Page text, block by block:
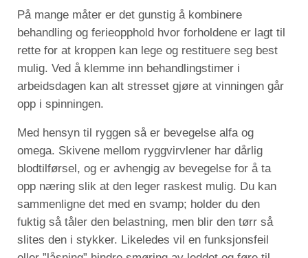
På mange måter er det gunstig å kombinere
behandling og ferieopphold hvor forholdene er lagt til
rette for at kroppen kan lege og restituere seg best
mulig. Ved å klemme inn behandlingstimer i
arbeidsdagen kan alt stresset gjøre at vinningen går
opp i spinningen.
Med hensyn til ryggen så er bevegelse alfa og
omega. Skivene mellom ryggvirvlener har dårlig
blodtilførsel, og er avhengig av bevegelse for å ta
opp næring slik at den leger raskest mulig. Du kan
sammenligne det med en svamp; holder du den
fuktig så tåler den belastning, men blir den tørr så
slites den i stykker. Likeledes vil en funksjonsfeil